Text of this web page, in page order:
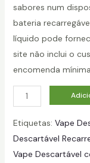
sabores num
bateria
líquido pode
site não inclui o
encomenda
u
a
n
t
Etiquetas: Vape
Descartável
Vape Descartável